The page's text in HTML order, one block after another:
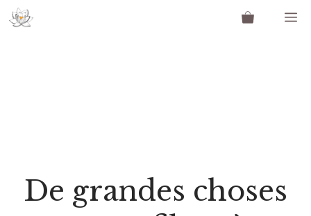
Aller
au
De grandes choses